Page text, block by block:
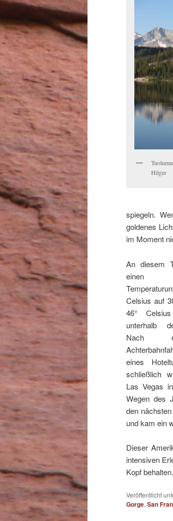
Hilger
spiegeln.
goldenes
im Moment
An diesem
Celsius auf
46°
unterhalb
Nach
eines
schließlich
Las Vegas
Wegen des
den
und kam ein
Dieser
intensiven
Kopf behalten.
Veröffentlicht
Gorge, San